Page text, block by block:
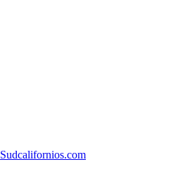
Sudcalifornios.com